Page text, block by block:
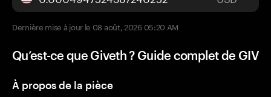
Dernière mise à jour le 08 août, 2026 05:20 AM
Qu’est-ce que Giveth ? Guide complet de GIV
À propos de la pièce